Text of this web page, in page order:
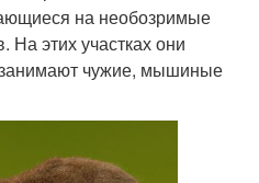
на необозримые
На этих участках они
чужие, мышиные